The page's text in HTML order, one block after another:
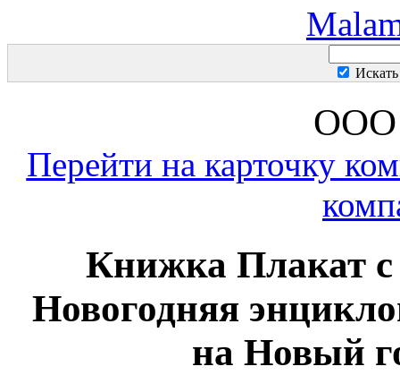
ООО
Перейти на карточку
Книжка Плакат
Новогодняя
на Новый